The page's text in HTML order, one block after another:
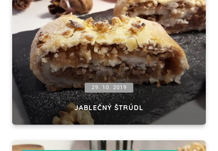
29. 10. 2019
JABLEČNÝ ŠTRÚDL